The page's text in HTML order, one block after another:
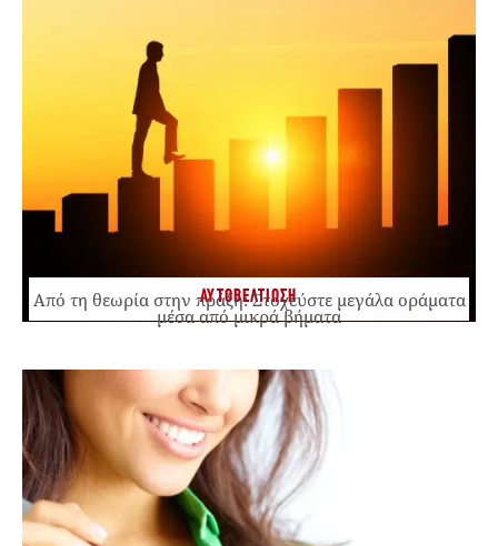
ΑΥΤΟΒΕΛΤΙΩΣΗ
Από τη θεωρία στην πράξη: Στοχεύστε μεγάλα οράματα
μέσα από μικρά βήματα